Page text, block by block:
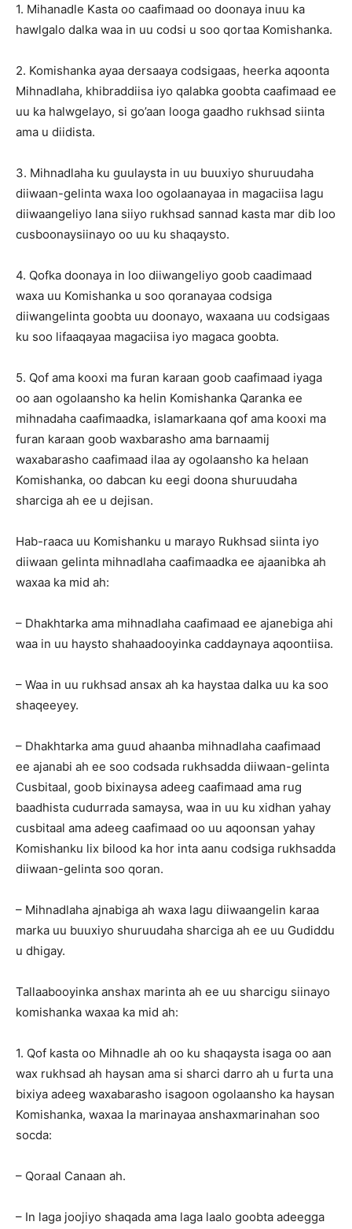
1. Mihanadle Kasta oo caafimaad oo doonaya inuu ka
hawlgalo dalka waa in uu codsi u soo qortaa Komishanka.
2. Komishanka ayaa dersaaya codsigaas, heerka aqoonta
Mihnadlaha, khibraddiisa iyo qalabka goobta caafimaad ee
uu ka halwgelayo, si go’aan looga gaadho rukhsad siinta
ama u diidista.
3. Mihnadlaha ku guulaysta in uu buuxiyo shuruudaha
diiwaan-gelinta waxa loo ogolaanayaa in magaciisa lagu
diiwaangeliyo lana siiyo rukhsad sannad kasta mar dib loo
cusboonaysiinayo oo uu ku shaqaysto.
4. Qofka doonaya in loo diiwangeliyo goob caadimaad
waxa uu Komishanka u soo qoranayaa codsiga
diiwangelinta goobta uu doonayo, waxaana uu codsigaas
ku soo lifaaqayaa magaciisa iyo magaca goobta.
5. Qof ama kooxi ma furan karaan goob caafimaad iyaga
oo aan ogolaansho ka helin Komishanka Qaranka ee
mihnadaha caafimaadka, islamarkaana qof ama kooxi ma
furan karaan goob waxbarasho ama barnaamij
waxabarasho caafimaad ilaa ay ogolaansho ka helaan
Komishanka, oo dabcan ku eegi doona shuruudaha
sharciga ah ee u dejisan.
Hab-raaca uu Komishanku u marayo Rukhsad siinta iyo
diiwaan gelinta mihnadlaha caafimaadka ee ajaanibka ah
waxaa ka mid ah:
– Dhakhtarka ama mihnadlaha caafimaad ee ajanebiga ahi
waa in uu haysto shahaadooyinka caddaynaya aqoontiisa.
– Waa in uu rukhsad ansax ah ka haystaa dalka uu ka soo
shaqeeyey.
– Dhakhtarka ama guud ahaanba mihnadlaha caafimaad
ee ajanabi ah ee soo codsada rukhsadda diiwaan-gelinta
Cusbitaal, goob bixinaysa adeeg caafimaad ama rug
baadhista cudurrada samaysa, waa in uu ku xidhan yahay
cusbitaal ama adeeg caafimaad oo uu aqoonsan yahay
Komishanku lix bilood ka hor inta aanu codsiga rukhsadda
diiwaan-gelinta soo qoran.
– Mihnadlaha ajnabiga ah waxa lagu diiwaangelin karaa
marka uu buuxiyo shuruudaha sharciga ah ee uu Gudiddu
u dhigay.
Tallaabooyinka anshax marinta ah ee uu sharcigu siinayo
komishanka waxaa ka mid ah:
1. Qof kasta oo Mihnadle ah oo ku shaqaysta isaga oo aan
wax rukhsad ah haysan ama si sharci darro ah u furta una
bixiya adeeg waxabarasho isagoon ogolaansho ka haysan
Komishanka, waxaa la marinayaa anshaxmarinahan soo
socda:
– Qoraal Canaan ah.
– In laga joojiyo shaqada ama laga laalo goobta adeegga